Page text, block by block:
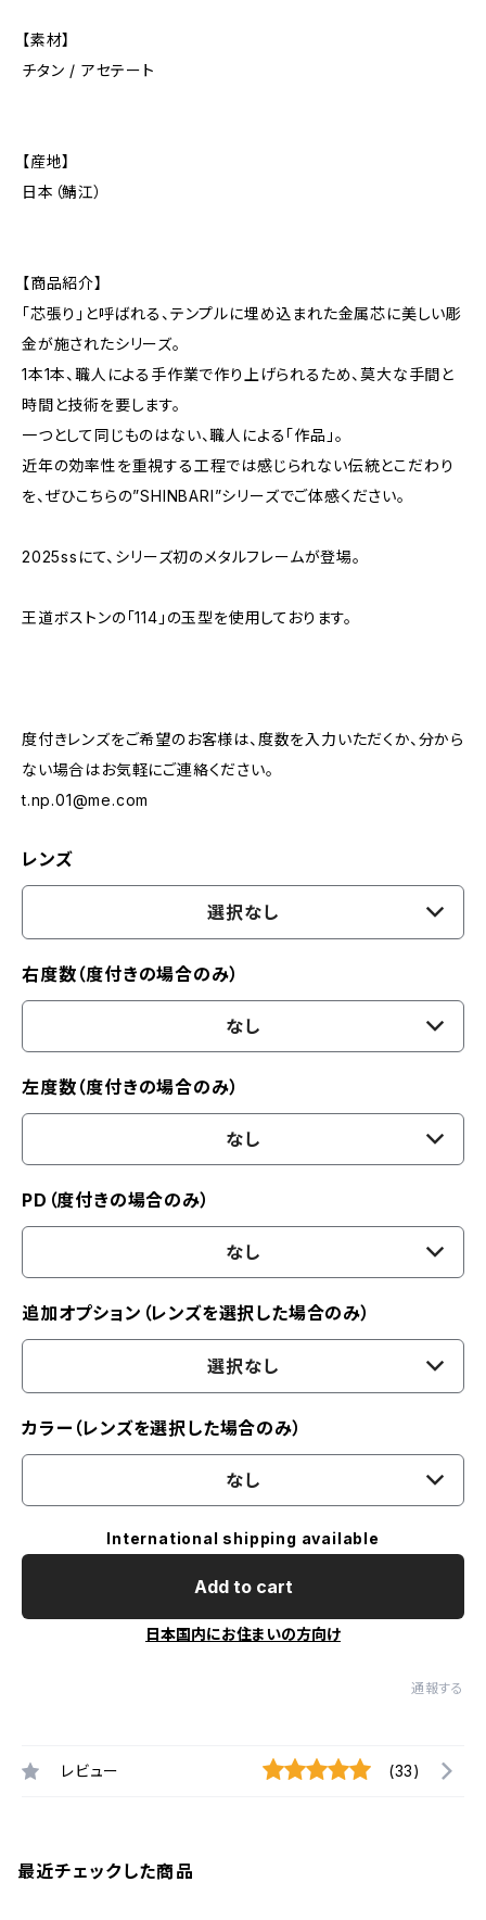
【素材】
チタン / アセテート
【産地】
日本（鯖江）
【商品紹介】
「芯張り」と呼ばれる、テンプルに埋め込まれた金属芯に美しい彫
金が施されたシリーズ。
1本1本、職人による手作業で作り上げられるため、莫大な手間と
時間と技術を要します。
一つとして同じものはない、職人による「作品」。
近年の効率性を重視する工程では感じられない伝統とこだわり
を、ぜひこちらの”SHINBARI”シリーズでご体感ください。
2025ssにて、シリーズ初のメタルフレームが登場。
王道ボストンの「114」の玉型を使用しております。
度付きレンズをご希望のお客様は、度数を入力いただくか、分から
ない場合はお気軽にご連絡ください。
t.np.01@me.com
レンズ
選択なし
右度数（度付きの場合のみ）
なし
左度数（度付きの場合のみ）
なし
PD（度付きの場合のみ）
なし
追加オプション（レンズを選択した場合のみ）
選択なし
カラー（レンズを選択した場合のみ）
なし
International shipping available
Add to cart
日本国内にお住まいの方向け
通報する
レビュー (33)
最近チェックした商品